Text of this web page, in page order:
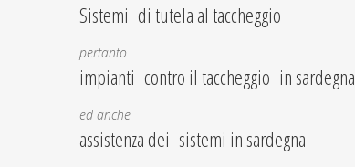
Sistemi di tutela al taccheggio
pertanto
impianti contro il taccheggio in sardegna
ed anche
assistenza dei sistemi in sardegna